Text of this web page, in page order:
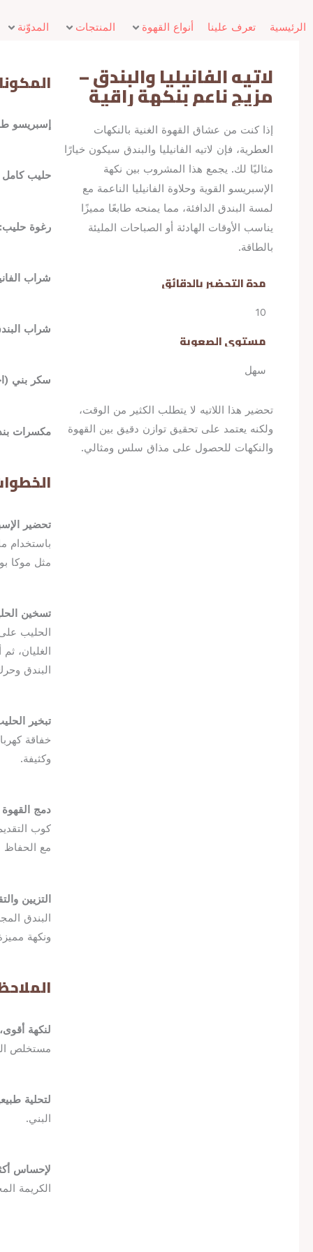
الرئيسية تعرف علينا أنواع القهوة المنتجات المدوّنة
لاتيه الفانيليا والبندق –
مزيج ناعم بنكهة راقية
إذا كنت من عشاق القهوة الغنية بالنكهات
العطرية، فإن لاتيه الفانيليا والبندق سيكون خيارًا
مثاليًا لك. يجمع هذا المشروب بين نكهة
الإسبريسو القوية وحلاوة الفانيليا الناعمة مع
لمسة البندق الدافئة، مما يمنحه طابعًا مميزًا
يناسب الأوقات الهادئة أو الصباحات المليئة
بالطاقة.
مدة التحضير بالدقائق
10
مستوى الصعوبة
سهل
تحضير هذا اللاتيه لا يتطلب الكثير من الوقت،
ولكنه يعتمد على تحقيق توازن دقيق بين القهوة
والنكهات للحصول على مذاق سلس ومثالي.
إسبريسو
حليب كامل
رغوة حليب:
شراب
شراب
سكر بني
مكسرات
تحضير
باستخدام
مثل موكا
تسخين
الحليب
الغليان،
البندق
تبخير
خفاقة
وكثيفة.
دمج القهوة
كوب
مع الحفاظ
التزيين
البندق
ونكهة
لنكهة أقوى،
مستخلص
لتحلية
البني.
لإحساس
الكريمة